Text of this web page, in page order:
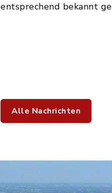
entsprechend bekannt
Alle Nachrichten